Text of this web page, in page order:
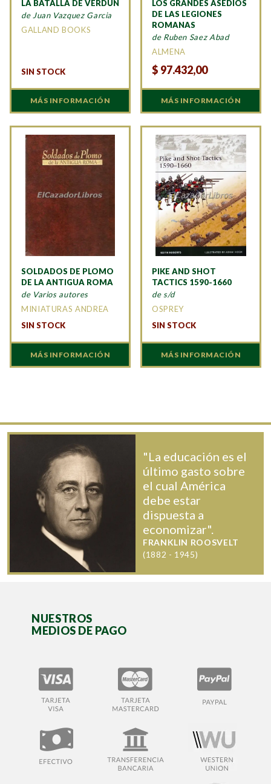
LA BATALLA DE VERDÚN
de Juan Vazquez Garcia
GALLAND BOOKS
SIN STOCK
MÁS INFORMACIÓN
LOS GRANDES ASEDIOS
DE LAS LEGIONES
ROMANAS
de Ruben Saez Abad
ALMENA
$ 97.432,00
MÁS INFORMACIÓN
SOLDADOS DE PLOMO
DE LA ANTIGUA ROMA
de Varios autores
MINIATURAS ANDREA
SIN STOCK
MÁS INFORMACIÓN
PIKE AND SHOT
TACTICS 1590-1660
de s/d
OSPREY
SIN STOCK
MÁS INFORMACIÓN
"La educación es el
último gasto sobre
el cual América
debe estar
dispuesta a
economizar".
FRANKLIN ROOSVELT
(1882 - 1945)
NUESTROS
MEDIOS DE PAGO